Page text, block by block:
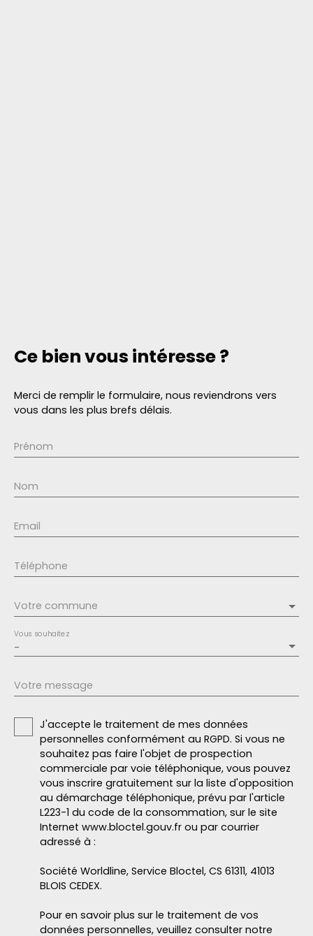
Ce bienvous intéresse ?
Merci de remplir le formulaire, nous reviendrons vers
vous dans les plus brefs délais.
Prénom
Nom
Email
Téléphone
Votre commune
-
Vous souhaitez
Votre message
J'accepte le traitement de mes données
personnelles conformément au RGPD. Si vous ne
souhaitez pas faire l'objet de prospection
commerciale par voie téléphonique, vous pouvez
vous inscrire gratuitement sur la liste d'opposition
au démarchage téléphonique, prévu par l'article
L223-1 du code de la consommation, sur le site
Internet www.bloctel.gouv.fr ou par courrier
adressé à :
Société Worldline, Service Bloctel, CS 61311, 41013
BLOIS CEDEX.
Pour en savoir plus sur le traitement de vos
données personnelles, veuillez consulter notre